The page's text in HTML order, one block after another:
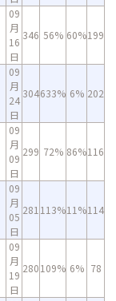
09
月
16
日
346 56% 60%199
09
月
24
日
304633% 6% 202
09
月
09
日
299 72% 86%116
09
月
05
日
281 113%11%114
09
月
19
日
280109% 6% 78